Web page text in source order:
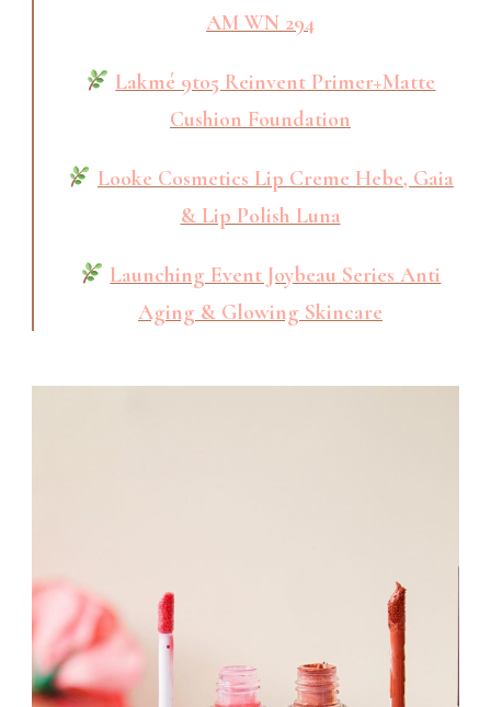
AM WN 294
Lakmé 9to5 Reinvent Primer+Matte
Cushion Foundation
Looke Cosmetics Lip Creme Hebe, Gaia
& Lip Polish Luna
Launching Event Joybeau Series Anti
Aging & Glowing Skincare